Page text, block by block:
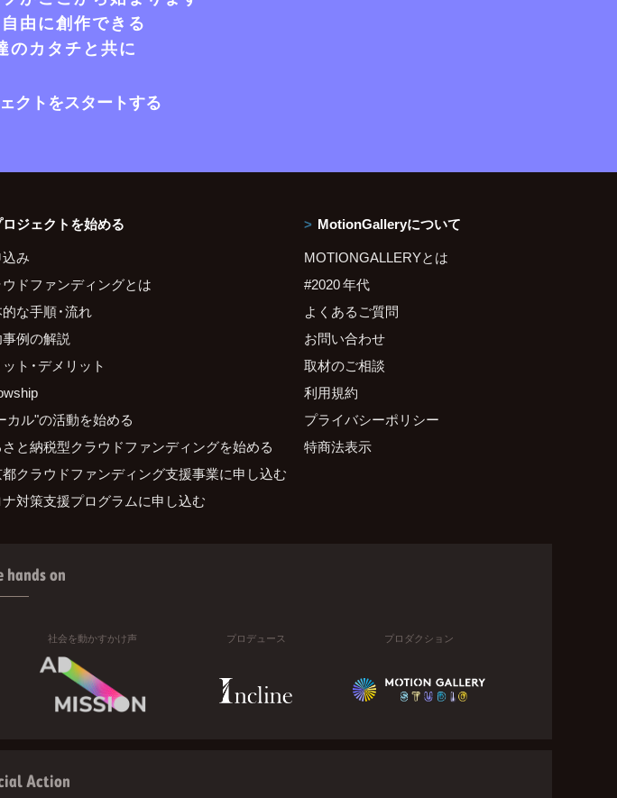
由に創作できる
のカタチと共に
クトをスタートする
ロジェクトを始める
み
ウドファンディングとは
な手順・流れ
例の解説
ト・デメリット
カル"の活動を始める
と納税型クラウドファンディングを始める
クラウドファンディング支援事業に申し込む
ナ対策支援プログラムに申し込む
MotionGalleryについて
MOTIONGALLERYとは
#2020 年代
よくあるご質問
お問い合わせ
取材のご相談
利用規約
プライバシーポリシー
特商法表示
hands on
社会を動かすかけ声 プロデュース プロダクション
Action